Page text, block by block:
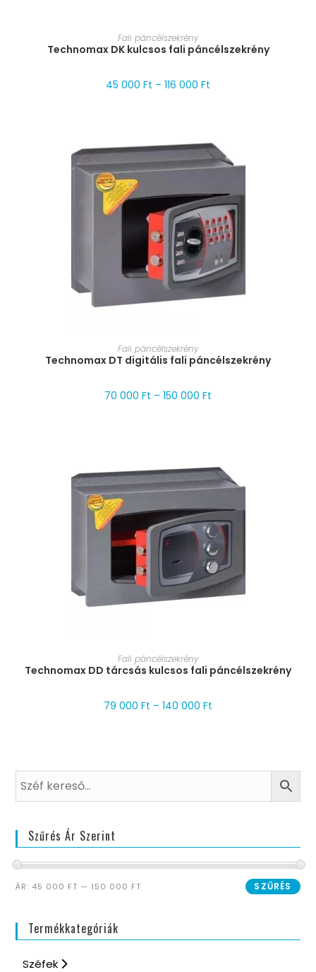
MÉRET VÁLASZTÁSA
Fali páncélszekrény
Technomax DK kulcsos fali páncélszekrény
45 000 Ft – 116 000 Ft
MÉRET VÁLASZTÁSA
Fali páncélszekrény
Technomax DT digitális fali páncélszekrény
70 000 Ft – 150 000 Ft
MÉRET VÁLASZTÁSA
Fali páncélszekrény
Technomax DD tárcsás kulcsos fali páncélszekrény
79 000 Ft – 140 000 Ft
Szűrés Ár Szerint
SZŰRÉS
ÁR: 45 000 FT — 150 000 FT
Termékkategóriák
Széfek